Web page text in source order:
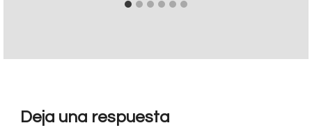
Deja una respuesta